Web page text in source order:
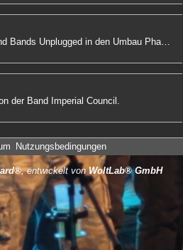
Noch mehr Rock & Roll und Bands Unplugged in den Umbau Phasen
der Band Imperial Council.
Nutzungsbedingungen
, entwickelt vonWoltLab® GmbH